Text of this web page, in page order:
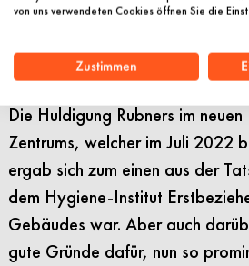
Erkrankungen, die als
der neue, umfassendere Name
Die Huldigung Rubners im
Zentrums, welcher im Juli 2022
ergab sich zum einen aus der
dem Hygiene-Institut
Gebäudes war. Aber auch
gute Gründe dafür, nun so
von uns verwendeten Cookies öffnen Sie die
Zustimmen